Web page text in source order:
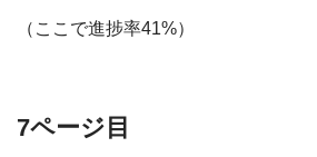
（ここで進捗率41%）
7ページ目